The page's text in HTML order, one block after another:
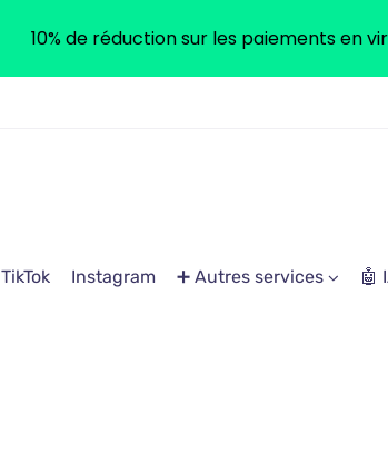
TikTok Instagram ➕ Autres services 🤖
10% de réduction sur les paiements en